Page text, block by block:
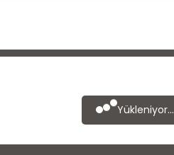
Yükleniyor...